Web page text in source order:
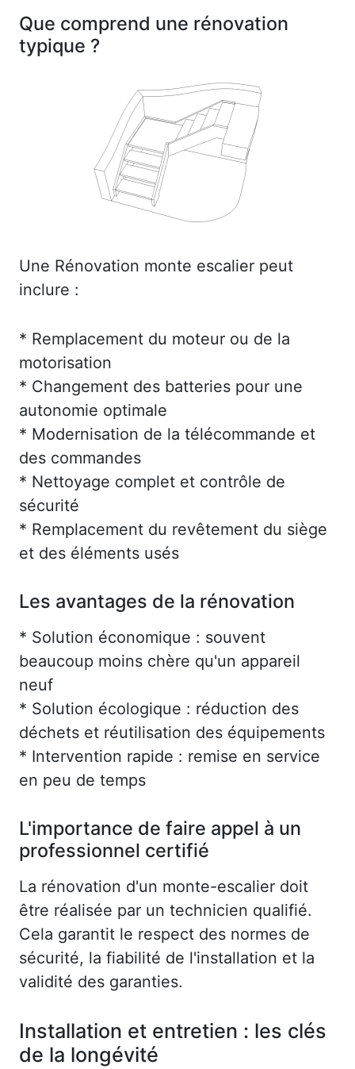
Que comprend une rénovation
typique ?
Une Rénovation monte escalier peut
inclure :
* Remplacement du moteur ou de la
motorisation
* Changement des batteries pour une
autonomie optimale
* Modernisation de la télécommande et
des commandes
* Nettoyage complet et contrôle de
sécurité
* Remplacement du revêtement du siège
et des éléments usés
Les avantages de la rénovation
* Solution économique : souvent
beaucoup moins chère qu'un appareil
neuf
* Solution écologique : réduction des
déchets et réutilisation des équipements
* Intervention rapide : remise en service
en peu de temps
L'importance de faire appel à un
professionnel certifié
La rénovation d'un monte-escalier doit
être réalisée par un technicien qualifié.
Cela garantit le respect des normes de
sécurité, la fiabilité de l'installation et la
validité des garanties.
Installation et entretien : les clés
de la longévité